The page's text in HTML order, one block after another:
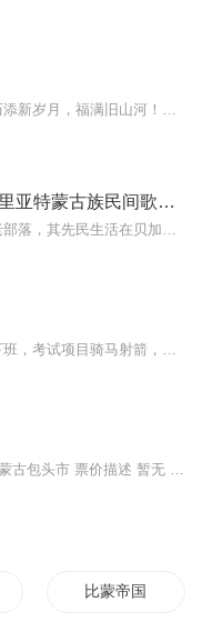
听见内蒙古呼伦贝尔 布里亚特蒙古族民间歌曲集
比蒙帝国